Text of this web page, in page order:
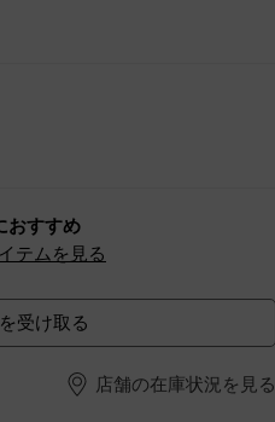
おすすめ
テムを見る
受け取る
店舗の在庫状況を見る